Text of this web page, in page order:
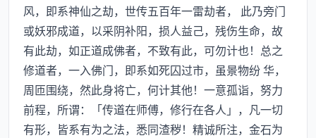
风，即系神仙之劫，世传五百年一雷劫者， 此乃旁门
或妖邪成道，以采阴补阳，损人益己，残伤生命，故
有此劫，如正道成佛者，不致有此，可勿计也！总之
修道者，一入佛门，即系如死囚过市，虽景物纷 华，
周匝围绕，然此身将亡，何计其他！一意孤诣，努力
前程，所谓：「传道在师傅，修行在各人」，凡一切
有形，皆系有为之法，悉同渣秽！精诚所注，金石为